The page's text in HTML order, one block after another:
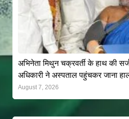
अभिनेता मिथुन चक्रवर्ती के हाथ की
अधिकारी ने अस्पताल पहुंचकर जाना
August 7, 2026